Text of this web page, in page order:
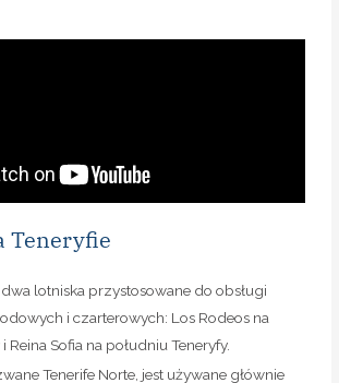
Teneryfie
lotniska przystosowane do obsługi
i czarterowych: Los Rodeos na
Reina Sofia na południu Teneryfy.
Tenerife Norte, jest używane głównie